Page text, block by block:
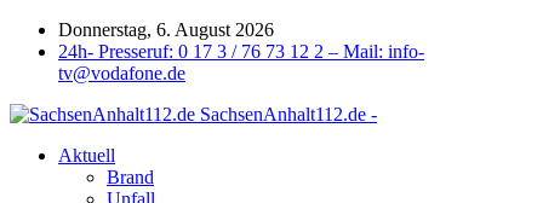
Donnerstag, 6. August 2026
24h- Presseruf: 0 17 3 / 76 73 12 2 – Mail: info-
tv@vodafone.de
SachsenAnhalt112.de -
Aktuell
Brand
Unfall